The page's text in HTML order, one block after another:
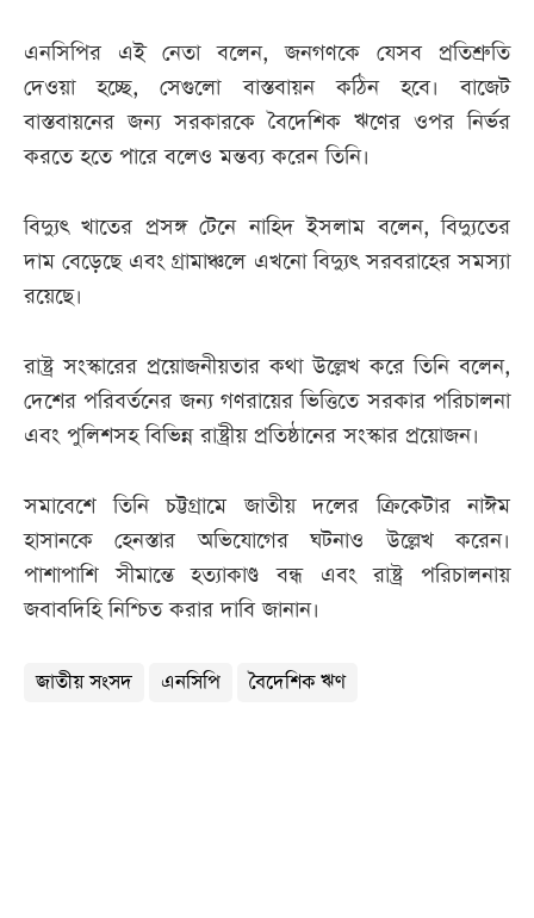
এনসিপির এই নেতা বলেন, জনগণকে যেসব প্রতিশ্রুতি
দেওয়া হচ্ছে, সেগুলো বাস্তবায়ন কঠিন হবে। বাজেট
বাস্তবায়নের জন্য সরকারকে বৈদেশিক ঋণের ওপর নির্ভর
করতে হতে পারে বলেও মন্তব্য করেন তিনি।
বিদ্যুৎ খাতের প্রসঙ্গ টেনে নাহিদ ইসলাম বলেন, বিদ্যুতের
দাম বেড়েছে এবং গ্রামাঞ্চলে এখনো বিদ্যুৎ সরবরাহের সমস্যা
রয়েছে।
রাষ্ট্র সংস্কারের প্রয়োজনীয়তার কথা উল্লেখ করে তিনি বলেন,
দেশের পরিবর্তনের জন্য গণরায়ের ভিত্তিতে সরকার পরিচালনা
এবং পুলিশসহ বিভিন্ন রাষ্ট্রীয় প্রতিষ্ঠানের সংস্কার প্রয়োজন।
সমাবেশে তিনি চট্টগ্রামে জাতীয় দলের ক্রিকেটার নাঈম
হাসানকে হেনস্তার অভিযোগের ঘটনাও উল্লেখ করেন।
পাশাপাশি সীমান্তে হত্যাকাণ্ড বন্ধ এবং রাষ্ট্র পরিচালনায়
জবাবদিহি নিশ্চিত করার দাবি জানান।
জাতীয় সংসদ এনসিপি বৈদেশিক ঋণ